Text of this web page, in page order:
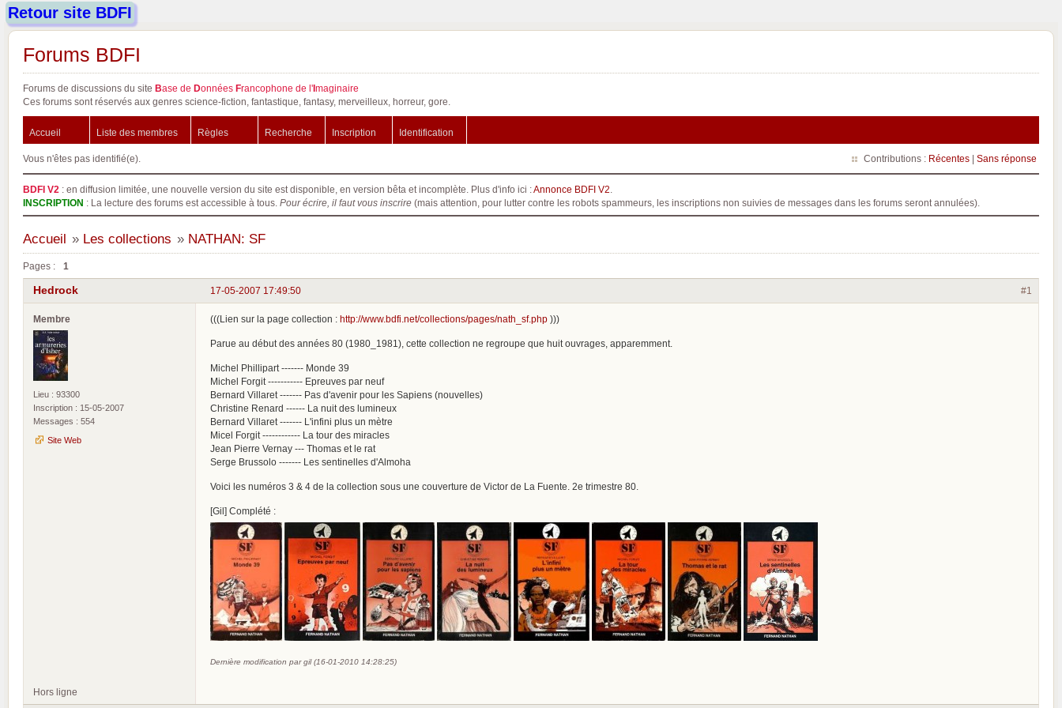
Retour site BDFI
Forums BDFI
Forums de discussions du site Base de Données Francophone de l'Imaginaire
Ces forums sont réservés aux genres science-fiction, fantastique, fantasy, merveilleux, horreur, gore.
Accueil Liste des membres Règles Recherche Inscription Identification
Vous n'êtes pas identifié(e). Contributions : Récentes | Sans réponse
BDFI V2 : en diffusion limitée, une nouvelle version du site est disponible, en version bêta et incomplète. Plus d'info ici :Annonce BDFI V2
INSCRIPTION : La lecture des forums est accessible à tous. Pour écrire, il faut vous inscrire (mais attention, pour lutter contre les robots spammeurs, les inscriptions non suivies de messages dans les forums seront annulées).
Accueil » Les collections » NATHAN: SF
Pages : 1
#1
17-05-2007 17:49:50
Hedrock
Membre
Lieu : 93300
Inscription : 15-05-2007
Messages : 554
Site Web
(((Lien sur la page collection : http://www.bdfi.net/collections/pages/nath_sf.php )))
Parue au début des années 80 (1980_1981), cette collection ne regroupe que huit ouvrages, apparemment.
Michel Phillipart ------- Monde 39
Michel Forgit ----------- Epreuves par neuf
Bernard Villaret ------- Pas d'avenir pour les Sapiens (nouvelles)
Christine Renard ------ La nuit des lumineux
Bernard Villaret ------- L'infini plus un mètre
Micel Forgit ------------ La tour des miracles
Jean Pierre Vernay --- Thomas et le rat
Serge Brussolo ------- Les sentinelles d'Almoha
Voici les numéros 3 & 4 de la collection sous une couverture de Victor de La Fuente. 2e trimestre 80.
[Gil] Complété :
Dernière modification par gil (16-01-2010 14:28:25)
Hors ligne